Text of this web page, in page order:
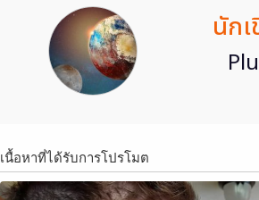
นัก
เนื้อหาที่ได้รับการโปรโมต